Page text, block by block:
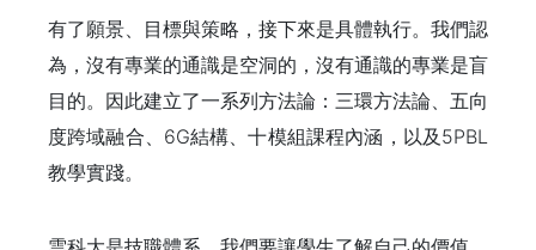
有了願景、目標與策略，接下來是具體執行。我們認
為，沒有專業的通識是空洞的，沒有通識的專業是盲
目的。因此建立了一系列方法論：三環方法論、五向
度跨域融合、6G結構、十模組課程內涵，以及5PBL
教學實踐。